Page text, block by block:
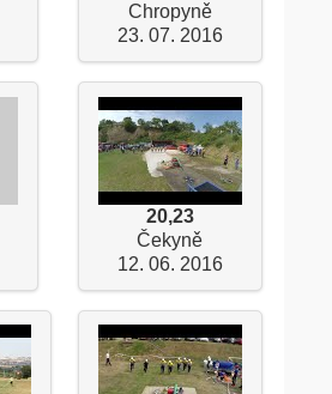
Chropyně
23. 07. 2016
20,23
Čekyně
12. 06. 2016